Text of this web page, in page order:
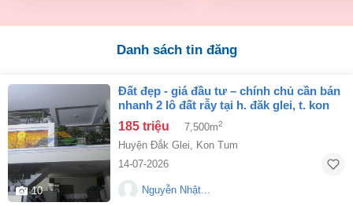
Danh sách tin đăng
10
đất đẹp - giá đầu tư – chính chủ cần bán
nhanh 2 lô đất rẫy tại h. đăk glei, t. kon
tum
185 triệu 7,500m2
Huyện Đắk Glei, Kon Tum
14-07-2026
Nguyễn Nhật...